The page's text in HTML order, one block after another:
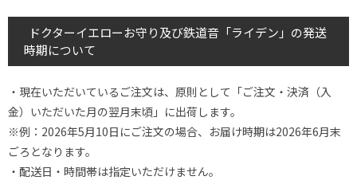
ドクターイエローお守り及び鉄道音「ライデン」の発送
時期について
・現在いただいているご注文は、原則として「ご注文・決済（入
金）いただいた月の翌月末頃」に出荷します。
※例：2026年5月10日にご注文の場合、お届け時期は2026年6月末
ごろとなります。
・配送日・時間帯は指定いただけません。